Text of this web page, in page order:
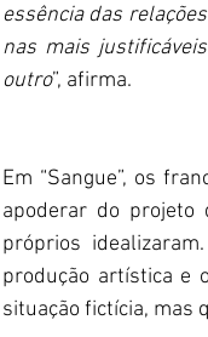
essência das
nas mais
outro”, afirma.
Em “Sangue”, os
apoderar do
próprios
produção artística e
situação fictícia, mas